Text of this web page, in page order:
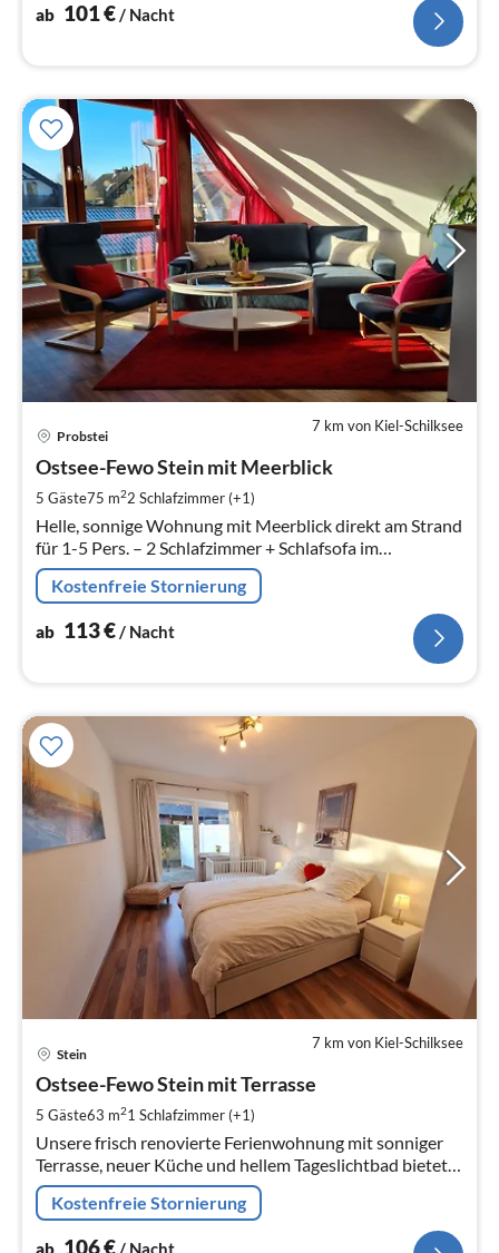
ab 101€ / Nacht
7 km von Kiel-Schilksee
Probstei
Ostsee-Fewo Stein mit Meerblick
5 Gäste75 m22 Schlafzimmer (+1)
Helle, sonnige Wohnung mit Meerblick direkt am Strand
für 1-5 Pers. – 2 Schlafzimmer + Schlafsofa im
Wohnzimmer, 2 Bäder, großzügiger Wohn- und
Essbereich
Kostenfreie Stornierung
ab 113€/ Nacht
7 km von Kiel-Schilksee
Stein
Ostsee-Fewo Stein mit Terrasse
5 Gäste63 m21 Schlafzimmer (+1)
Unsere frisch renovierte Ferienwohnung mit sonniger
Terrasse, neuer Küche und hellem Tageslichtbad bietet
ein Wohlfühlambiente auf 63qm direkt am Strand.
Kostenfreie Stornierung
ab 106€/ Nacht